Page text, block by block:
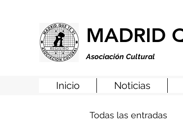
MADRID
Asociación Cultural
Inicio Noticias
Todas las entradas